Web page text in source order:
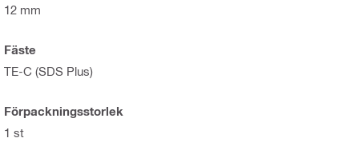
12 mm
Fäste
TE-C (SDS Plus)
Förpackningsstorlek
1 st